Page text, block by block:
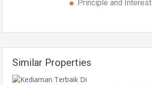
Principle and Interest
Similar Properties